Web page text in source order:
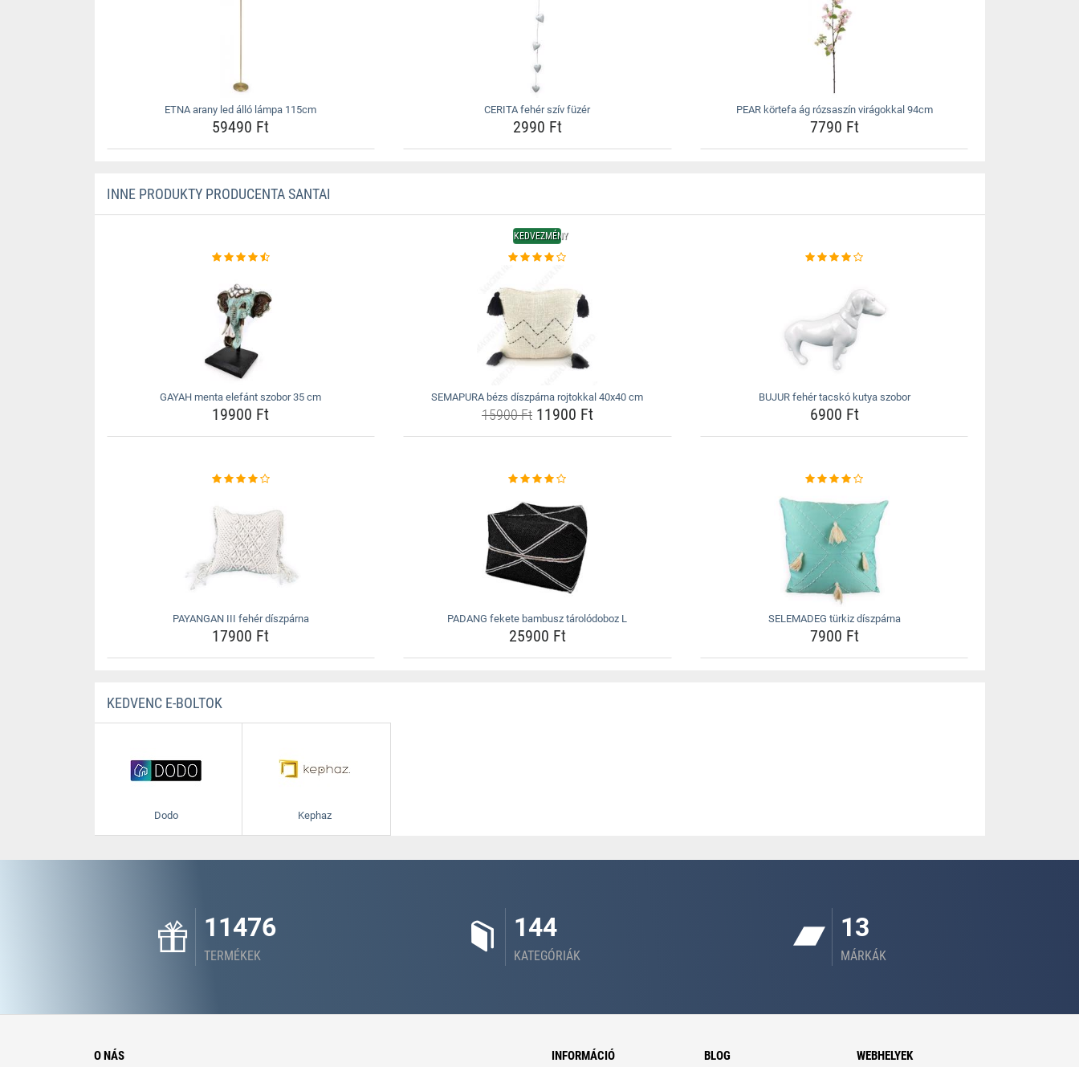
ETNA arany led álló lámpa 115cm
59490 Ft
CERITA fehér szív füzér
2990 Ft
PEAR körtefa ág rózsaszín virágokkal 94cm
7790 Ft
INNE PRODUKTY PRODUCENTA SANTAI
GAYAH menta elefánt szobor 35 cm
19900 Ft
KEDVEZMÉNY
SEMAPURA bézs díszpárna rojtokkal 40x40 cm
15900 Ft11900 Ft
BUJUR fehér tacskó kutya szobor
6900 Ft
PAYANGAN III fehér díszpárna
17900 Ft
PADANG fekete bambusz tárolódoboz L
25900 Ft
SELEMADEG türkiz díszpárna
7900 Ft
KEDVENC E-BOLTOK
Dodo Kephaz
11476
TERMÉKEK
144
KATEGÓRIÁK
13
MÁRKÁK
O NÁS INFORMÁCIÓ BLOG WEBHELYEK